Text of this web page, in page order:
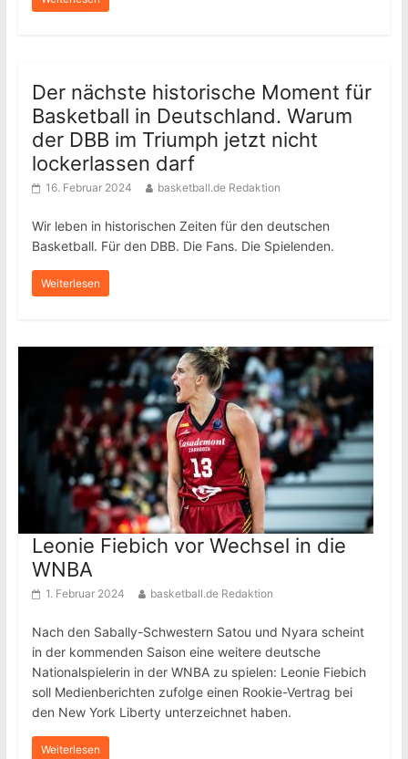
Der nächste historische Moment für
Basketball in Deutschland. Warum
der DBB im Triumph jetzt nicht
lockerlassen darf
16. Februar 2024 basketball.de Redaktion
Wir leben in historischen Zeiten für den deutschen
Basketball. Für den DBB. Die Fans. Die Spielenden.
Weiterlesen
Leonie Fiebich vor Wechsel in die
WNBA
1. Februar 2024 basketball.de Redaktion
Nach den Sabally-Schwestern Satou und Nyara scheint
in der kommenden Saison eine weitere deutsche
Nationalspielerin in der WNBA zu spielen: Leonie Fiebich
soll Medienberichten zufolge einen Rookie-Vertrag bei
den New York Liberty unterzeichnet haben.
Weiterlesen